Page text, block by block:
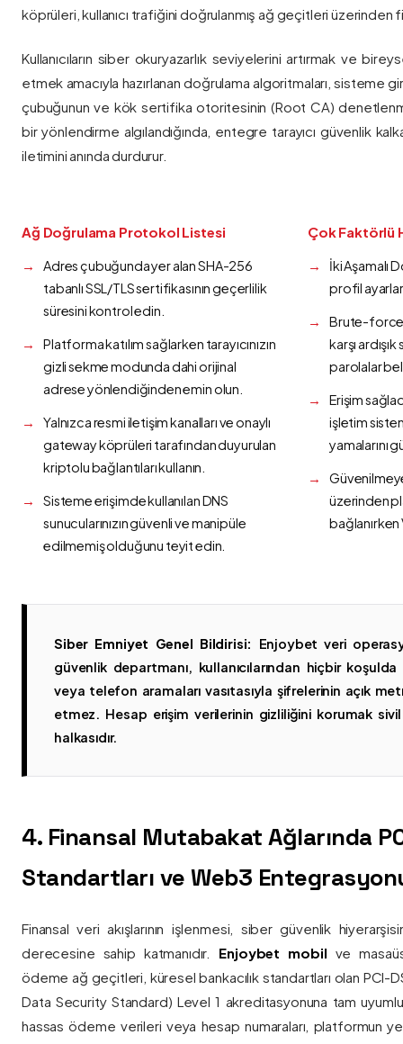
köprüleri, kullanıcı trafiğini doğrulanmış ağ geçitleri üzerinden
Kullanıcıların siber okuryazarlık seviyelerini artırmak ve
etmek amacıyla hazırlanan doğrulama algoritmaları, sisteme
çubuğunun ve kök sertifika otoritesinin (Root CA)
bir yönlendirme algılandığında, entegre tarayıcı güvenlik
iletimini anında durdurur.
Ağ Doğrulama Protokol Listesi
Adres çubuğunda yer alan SHA-256
tabanlı SSL/TLS sertifikasının geçerlilik
süresini kontrol edin.
Platforma katılım sağlarken tarayıcınızın
gizli sekme modunda dahi orijinal
adrese yönlendiğinden emin olun.
Yalnızca resmi iletişim kanalları ve onaylı
gateway köprüleri tarafından duyurulan
kriptolu bağlantıları kullanın.
Sisteme erişimde kullanılan DNS
sunucularınızın güvenli ve manipüle
edilmemiş olduğunu teyit edin.
Çok Faktörlü
İki Aşamalı
profil
Brute-force
karşı
parolalar
Erişim
işletim
yamalarını
üzerinden
bağlanırken
Siber Emniyet Genel Bildirisi:
Enjoybet veri
güvenlik departmanı, kullanıcılarından hiçbir
veya telefon aramaları vasıtasıyla şifrelerinin açık
etmez. Hesap erişim verilerinin gizliliğini korumak
halkasıdır.
4. Finansal Mutabakat Ağlarında
Standartları ve Web3
Finansal veri akışlarının işlenmesi, siber güvenlik
derecesine sahip katmanıdır. Enjoybet mobil ve
ödeme ağ geçitleri, küresel bankacılık standartları olan PCI-
Data Security Standard) Level 1 akreditasyonuna tam
hassas ödeme verileri veya hesap numaraları, platformun